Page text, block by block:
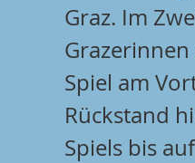
Graz. Im
Spiel am
Rückstand
Spiels bis